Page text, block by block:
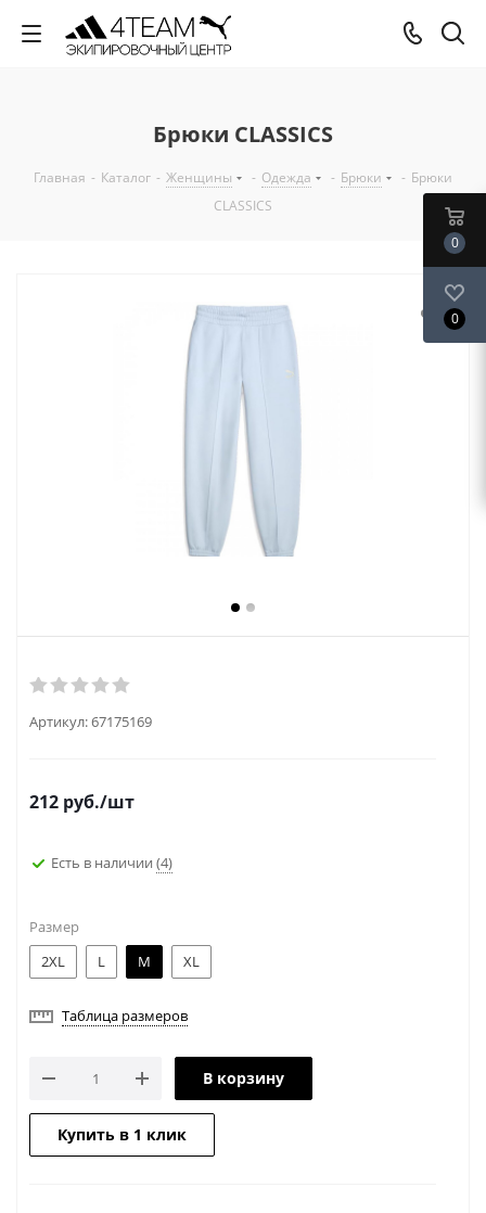
Брюки CLASSICS
Главная - Каталог - Женщины - Одежда - Брюки - Брюки
CLASSICS
Артикул:67175169
212 руб./шт
Есть в наличии (4)
Размер
2XL
L M XL
Таблица размеров
В корзину
Купить в 1 клик
0
0